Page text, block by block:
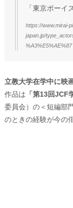
「東京ボー
https://www.mirai-
japan.jp/
%A3%E5%AE%87
立教大学在学中に映
作品は 「第13回JCF
委員会）の＜短編部
のときの経験が今の